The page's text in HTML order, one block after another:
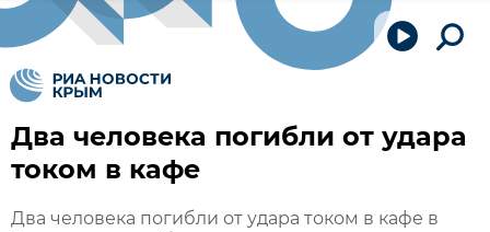
Два человека погибли от удара
током в кафе
Два человека погибли от удара током в кафе в